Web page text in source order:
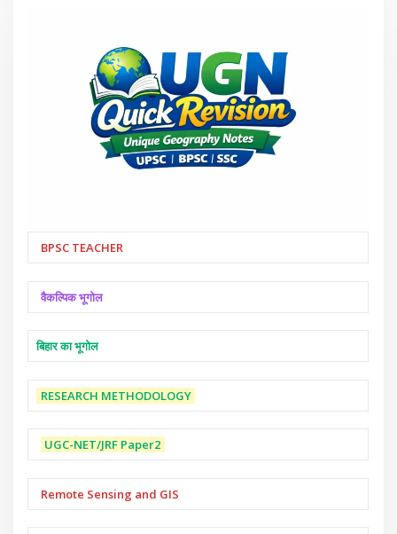
BPSC TEACHER
वैकल्पिक भूगोल
बिहार का भूगोल
RESEARCH METHODOLOGY
UGC-NET/JRF Paper2
Remote Sensing and GIS